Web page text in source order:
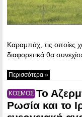
Καραμπάχ, τις οποίες
διαφορετικά θα
Περισσότερα »
ΚΟΣΜΟΣ Το
Ρωσία και το